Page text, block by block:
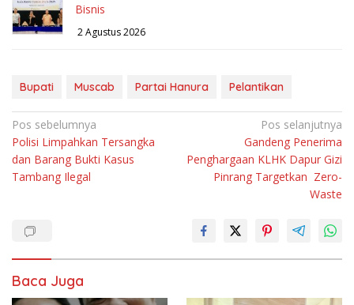
Bisnis
2 Agustus 2026
Bupati Muscab Partai Hanura Pelantikan
Navigasi
pos
Pos sebelumnya
Polisi Limpahkan Tersangka
dan Barang Bukti Kasus
Tambang Ilegal
Pos selanjutnya
Gandeng Penerima
Penghargaan KLHK Dapur Gizi
Pinrang Targetkan Zero-
Waste
Baca Juga